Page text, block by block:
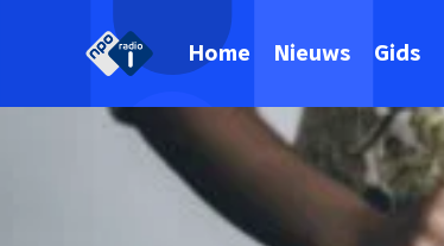
Home Nieuws Gids